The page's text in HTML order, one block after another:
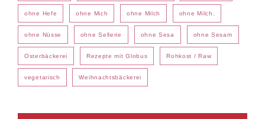
ohne Hefe ohne Mich ohne Milch ohne Milch.
ohne Nüsse ohne Sellerie ohne Sesa ohne Sesam
Osterbäckerei Rezepte mit Globus Rohkost / Raw
vegetarisch Weihnachtsbäckerei